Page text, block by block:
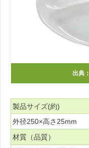
出典：
製品サイズ(約)
外径250×高さ25mm
材質（品質）